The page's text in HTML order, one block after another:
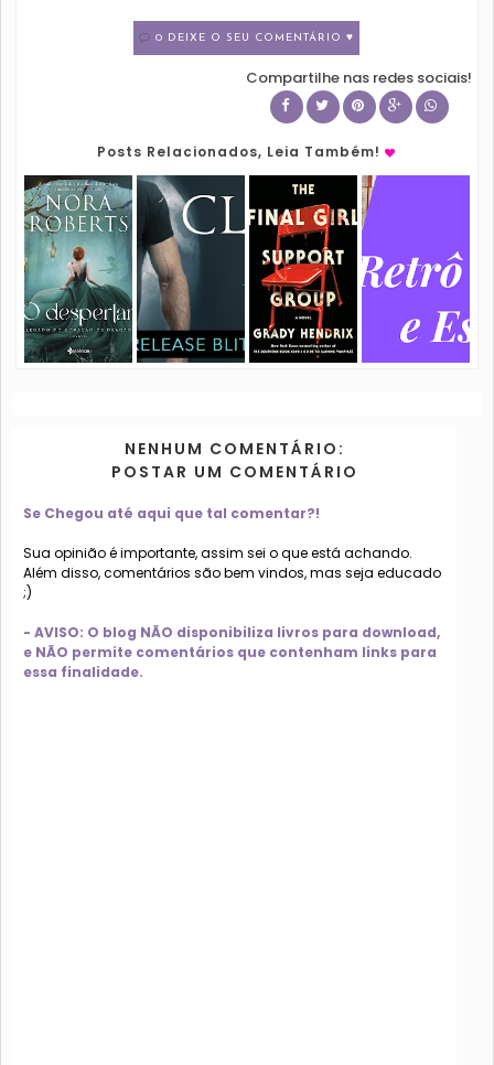
0 DEIXE O SEU COMENTÁRIO ♥
Compartilhe nas redes sociais!
Posts Relacionados, Leia Também!
NENHUM COMENTÁRIO:
POSTAR UM COMENTÁRIO
Se Chegou até aqui que tal comentar?!
Sua opinião é importante, assim sei o que está achando.
Além disso, comentários são bem vindos, mas seja educado
;)
- AVISO: O blog NÃO disponibiliza livros para download,
e NÃO permite comentários que contenham links para
essa finalidade.